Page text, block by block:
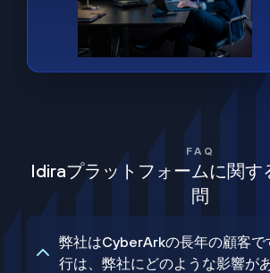
FAQ
Idiraプラットフォームに関す
問
弊社はCyberArkの長年の顧客で
行は、弊社にどのような影響が